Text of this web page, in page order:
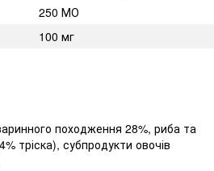
250 МО
100 мг
походження 28%, риба та
тріска), субпродукти овочів